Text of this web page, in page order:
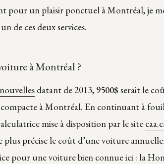
pour un plaisir ponctuel à Montréal, je
de ces deux services.
à Montréal ?
datant de 2013, 9500$ serait le
à Montréal. En continuant à
mise à disposition par le site
plus précise le coût d’une voiture
pour une voiture bien connue ici : la